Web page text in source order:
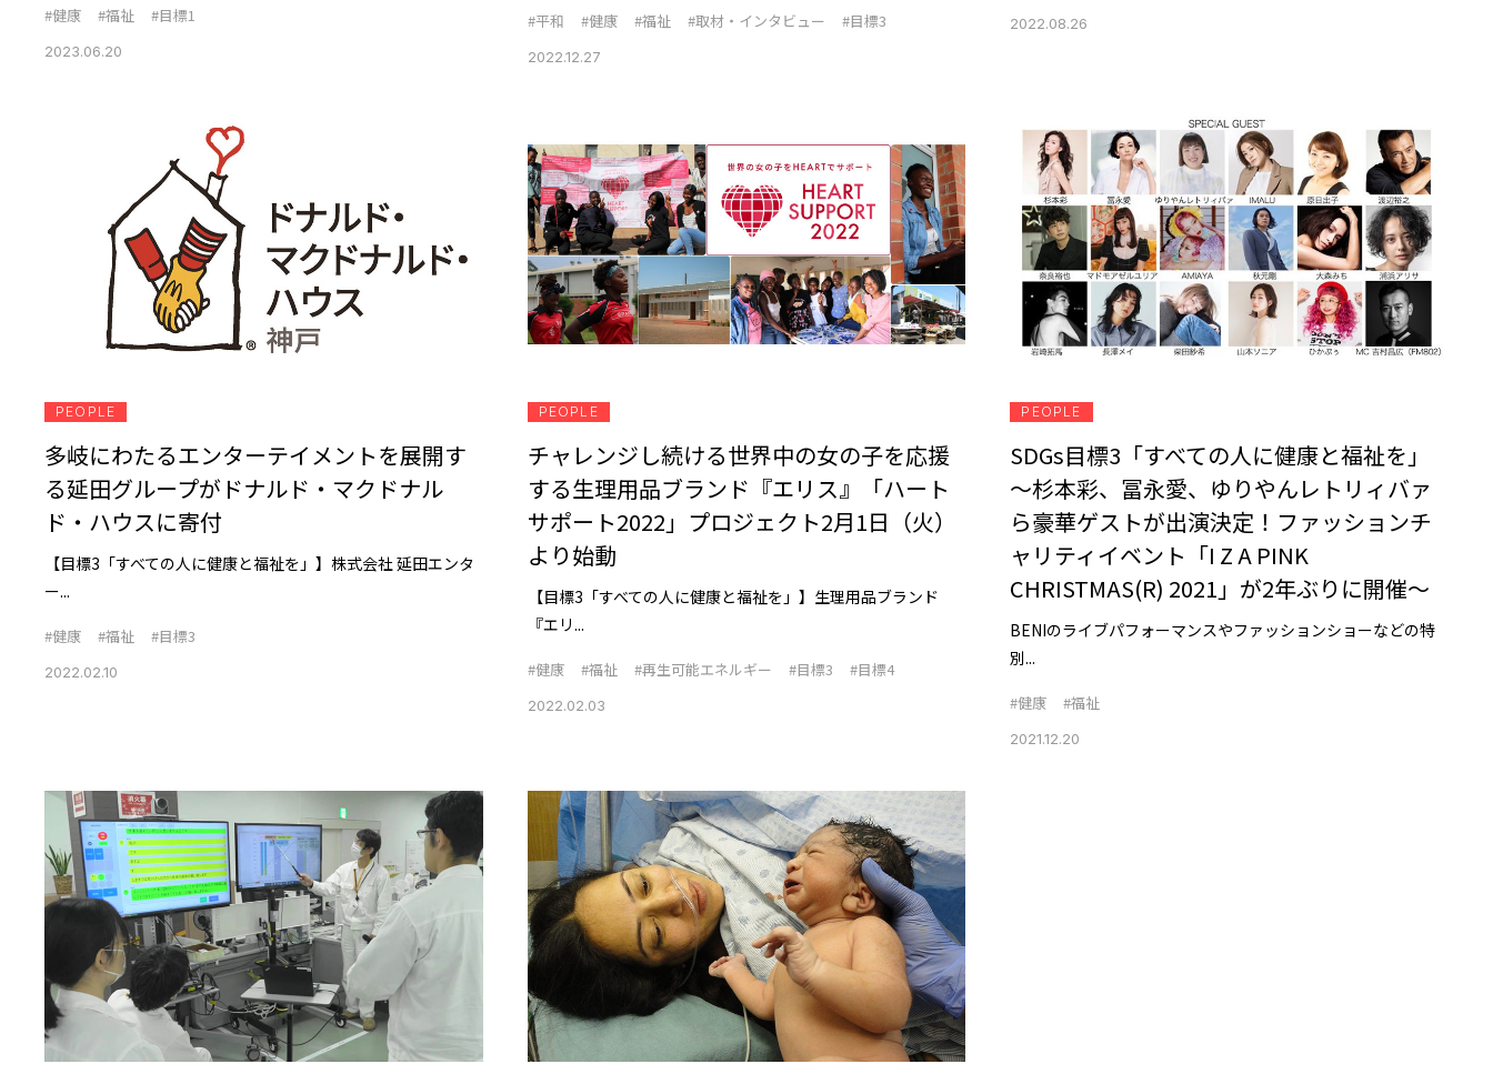
#健康 #福祉 #目標1
2023.06.20
#平和 #健康 #福祉 #取材・インタビュー #目標3
2022.12.27
2022.08.26
PEOPLE
多岐にわたるエンターテイメントを展開す
る延田グループがドナルド・マクドナル
ド・ハウスに寄付
【目標3「すべての人に健康と福祉を」】株式会社 延田エンタ
ー...
#健康 #福祉 #目標3
2022.02.10
PEOPLE
チャレンジし続ける世界中の女の子を応援
する生理用品ブランド『エリス』「ハート
サポート2022」プロジェクト2月1日（火）
より始動
【目標3「すべての人に健康と福祉を」】生理用品ブランド
『エリ...
#健康 #福祉 #再生可能エネルギー #目標3 #目標4
2022.02.03
PEOPLE
SDGs目標3「すべての人に健康と福祉を」
～杉本彩、冨永愛、ゆりやんレトリィバァ
ら豪華ゲストが出演決定！ファッションチ
ャリティイベント「I Z A PINK
CHRISTMAS(R) 2021」が2年ぶりに開催～
BENIのライブパフォーマンスやファッションショーなどの特
別...
#健康 #福祉
2021.12.20